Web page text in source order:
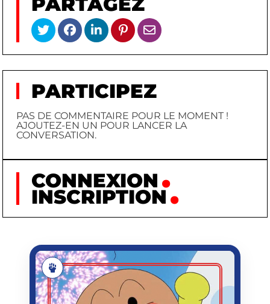
PARTICIPEZ
PAS DE COMMENTAIRE POUR LE MOMENT !
AJOUTEZ-EN UN POUR LANCER LA
CONVERSATION.
CONNEXION
INSCRIPTION
ANPANMAN
PRÉNOM
ANPANMAN